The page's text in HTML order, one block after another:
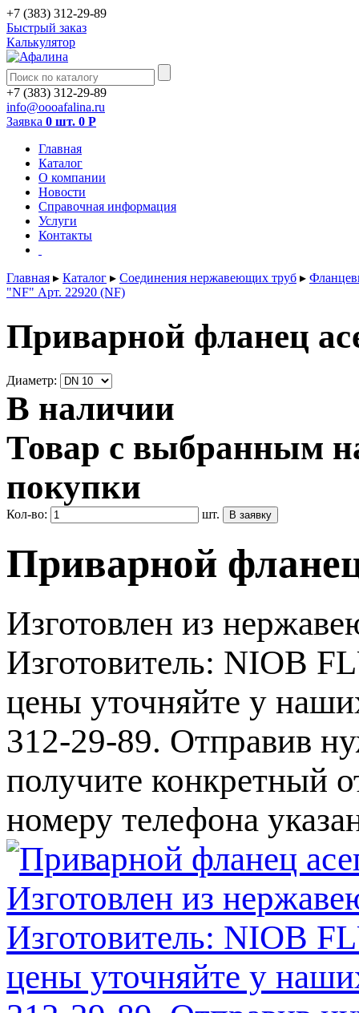
+7 (383) 312-29-89
Быстрый заказ
Калькулятор
+7 (383) 312-29-89
info@oooafalina.ru
Заявка 0 шт. 0 Р
Главная
Каталог
О компании
Новости
Справочная информация
Услуги
Контакты
Главная ▸ Каталог ▸ Соединения нержавеющих труб ▸
"NF" Арт. 22920 (NF)
Приварной фланец
Диаметр:
В наличии
Товар с выбранным
покупки
Кол-во: шт.
Приварной
Изготовлен из
Изготовитель: NIOB
цены уточняйте у
312-29-89. Отправив
получите конкретный
номеру телефона